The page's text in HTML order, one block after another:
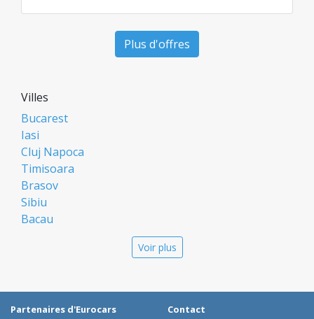
Plus d'offres
Villes
Bucarest
Iasi
Cluj Napoca
Timisoara
Brasov
Sibiu
Bacau
Galati
Voir plus
Partenaires d'Eurocars
Contact